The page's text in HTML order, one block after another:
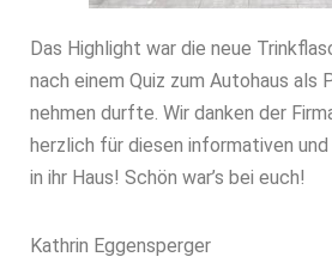
Das Highlight war die neue
nach einem Quiz zum Autohaus als
nehmen durfte. Wir danken der
herzlich für diesen informativen
in ihr Haus! Schön war’s bei euch!
Kathrin Eggensperger